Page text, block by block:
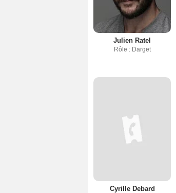
Julien Ratel
Rôle : Darget
Cyrille Debard